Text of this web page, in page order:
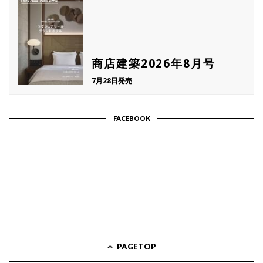
商店建築2026年8月号
7月28日発売
FACEBOOK
PAGETOP